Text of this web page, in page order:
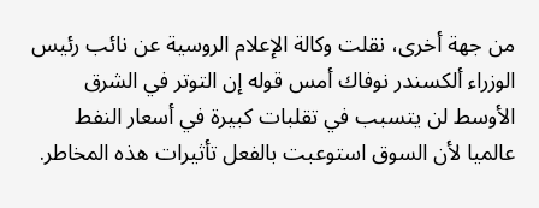
من جهة أخرى، نقلت وكالة الإعلام الروسية عن نائب رئيس
الوزراء ألكسندر نوفاك أمس قوله إن التوتر في الشرق
الأوسط لن يتسبب في تقلبات كبيرة في أسعار النفط
عالميا لأن السوق استوعبت بالفعل تأثيرات هذه المخاطر.